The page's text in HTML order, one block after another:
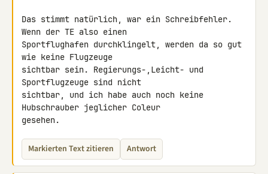
Das stimmt natürlich, war ein Schreibfehler.
Wenn der TE also einen
Sportflughafen durchklingelt, werden da so gut
wie keine Flugzeuge
sichtbar sein. Regierungs-,Leicht- und
Sportflugzeuge sind nicht
sichtbar, und ich habe auch noch keine
Hubschrauber jeglicher Coleur
gesehen.
Markierten Text zitieren Antwort